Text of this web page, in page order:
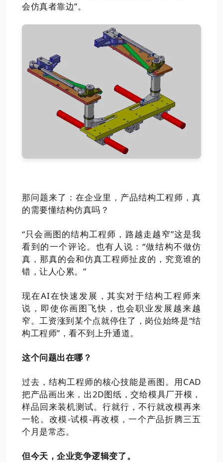
会仿真者靠边”。
那问题来了：在企业里，产品结构工程师，真
的需要懂结构仿真吗？
“只会画图的结构工程师，路越走越窄”这是我
看到的一个评论。也有人说：“做结构不做仿
真，那真的会和仿真工程师扯皮的，究竟谁的
错，让人心累。”
现在AI在快速发展，其实对于结构工程师来
说，即使你画图飞快，也会职业发展越来越
窄。工资涨到某个点就停住了，岗位始终是“结
构工程师”，看不到上升通道。
这个问题出在哪？
过去，结构工程师的核心技能是画图。用CAD
把产品画出来，出2D图纸，交给模具厂开模，
样品回来装机测试。行就行，不行就改模再来
一轮。改模-试模-再改模，一个产品折腾三五
个月是常态。
但今天，企业竞争逻辑变了。